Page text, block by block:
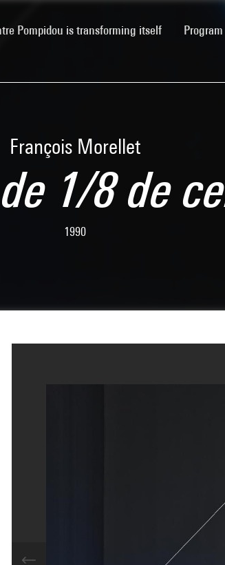
Pompidou is transforming itself(current)Program
François Morellet
1/8 de
1990